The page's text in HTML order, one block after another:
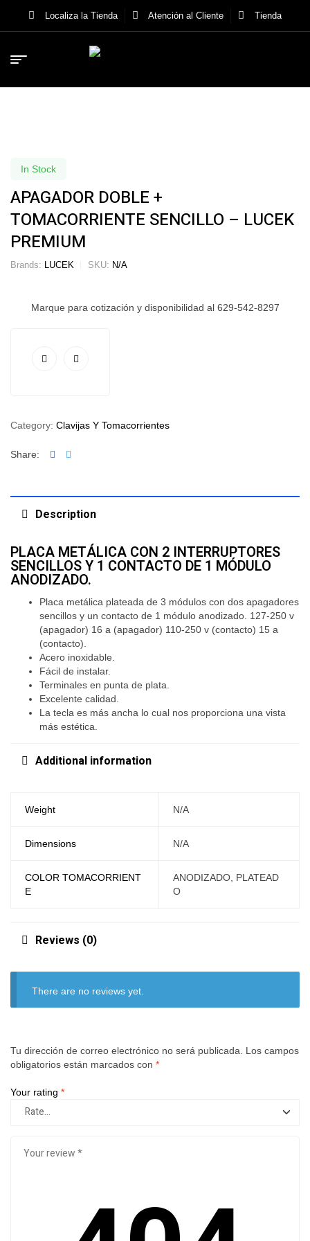
Localiza la Tienda Atención al Cliente Tienda
In Stock
APAGADOR DOBLE +
TOMACORRIENTE SENCILLO – LUCEK
PREMIUM
Brands: LUCEK SKU: N/A
Marque para cotización y disponibilidad al 629-542-8297
Category: Clavijas Y Tomacorrientes
Share: Facebook
Description
PLACA METÁLICA CON 2 INTERRUPTORES
SENCILLOS Y 1 CONTACTO DE 1 MÓDULO
ANODIZADO.
Placa metálica plateada de 3 módulos con dos apagadores
sencillos y un contacto de 1 módulo anodizado. 127-250 v
(apagador) 16 a (apagador) 110-250 v (contacto) 15 a
(contacto).
Acero inoxidable.
Fácil de instalar.
Terminales en punta de plata.
Excelente calidad.
La tecla es más ancha lo cual nos proporciona una vista
más estética.
Additional information
Weight N/A
Dimensions N/A
COLOR TOMACORRIENT
E
ANODIZADO, PLATEAD
O
Reviews (0)
There are no reviews yet.
Tu dirección de correo electrónico no será publicada.
Los campos
obligatorios están marcados con *
Your rating *